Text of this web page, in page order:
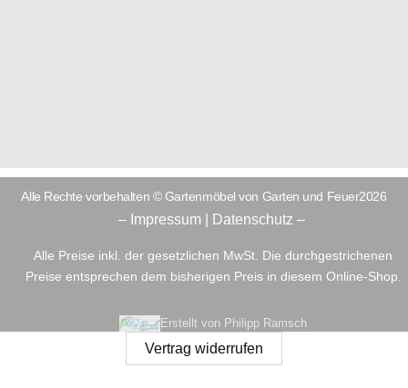
Alle Rechte vorbehalten © Gartenmöbel von Garten und Feuer2026
– Impressum| Datenschutz –
Alle Preise inkl. der gesetzlichen MwSt. Die durchgestrichenen
Preise entsprechen dem bisherigen Preis in diesem Online-Shop.
Erstellt von Philipp Ramsch
Vertrag widerrufen